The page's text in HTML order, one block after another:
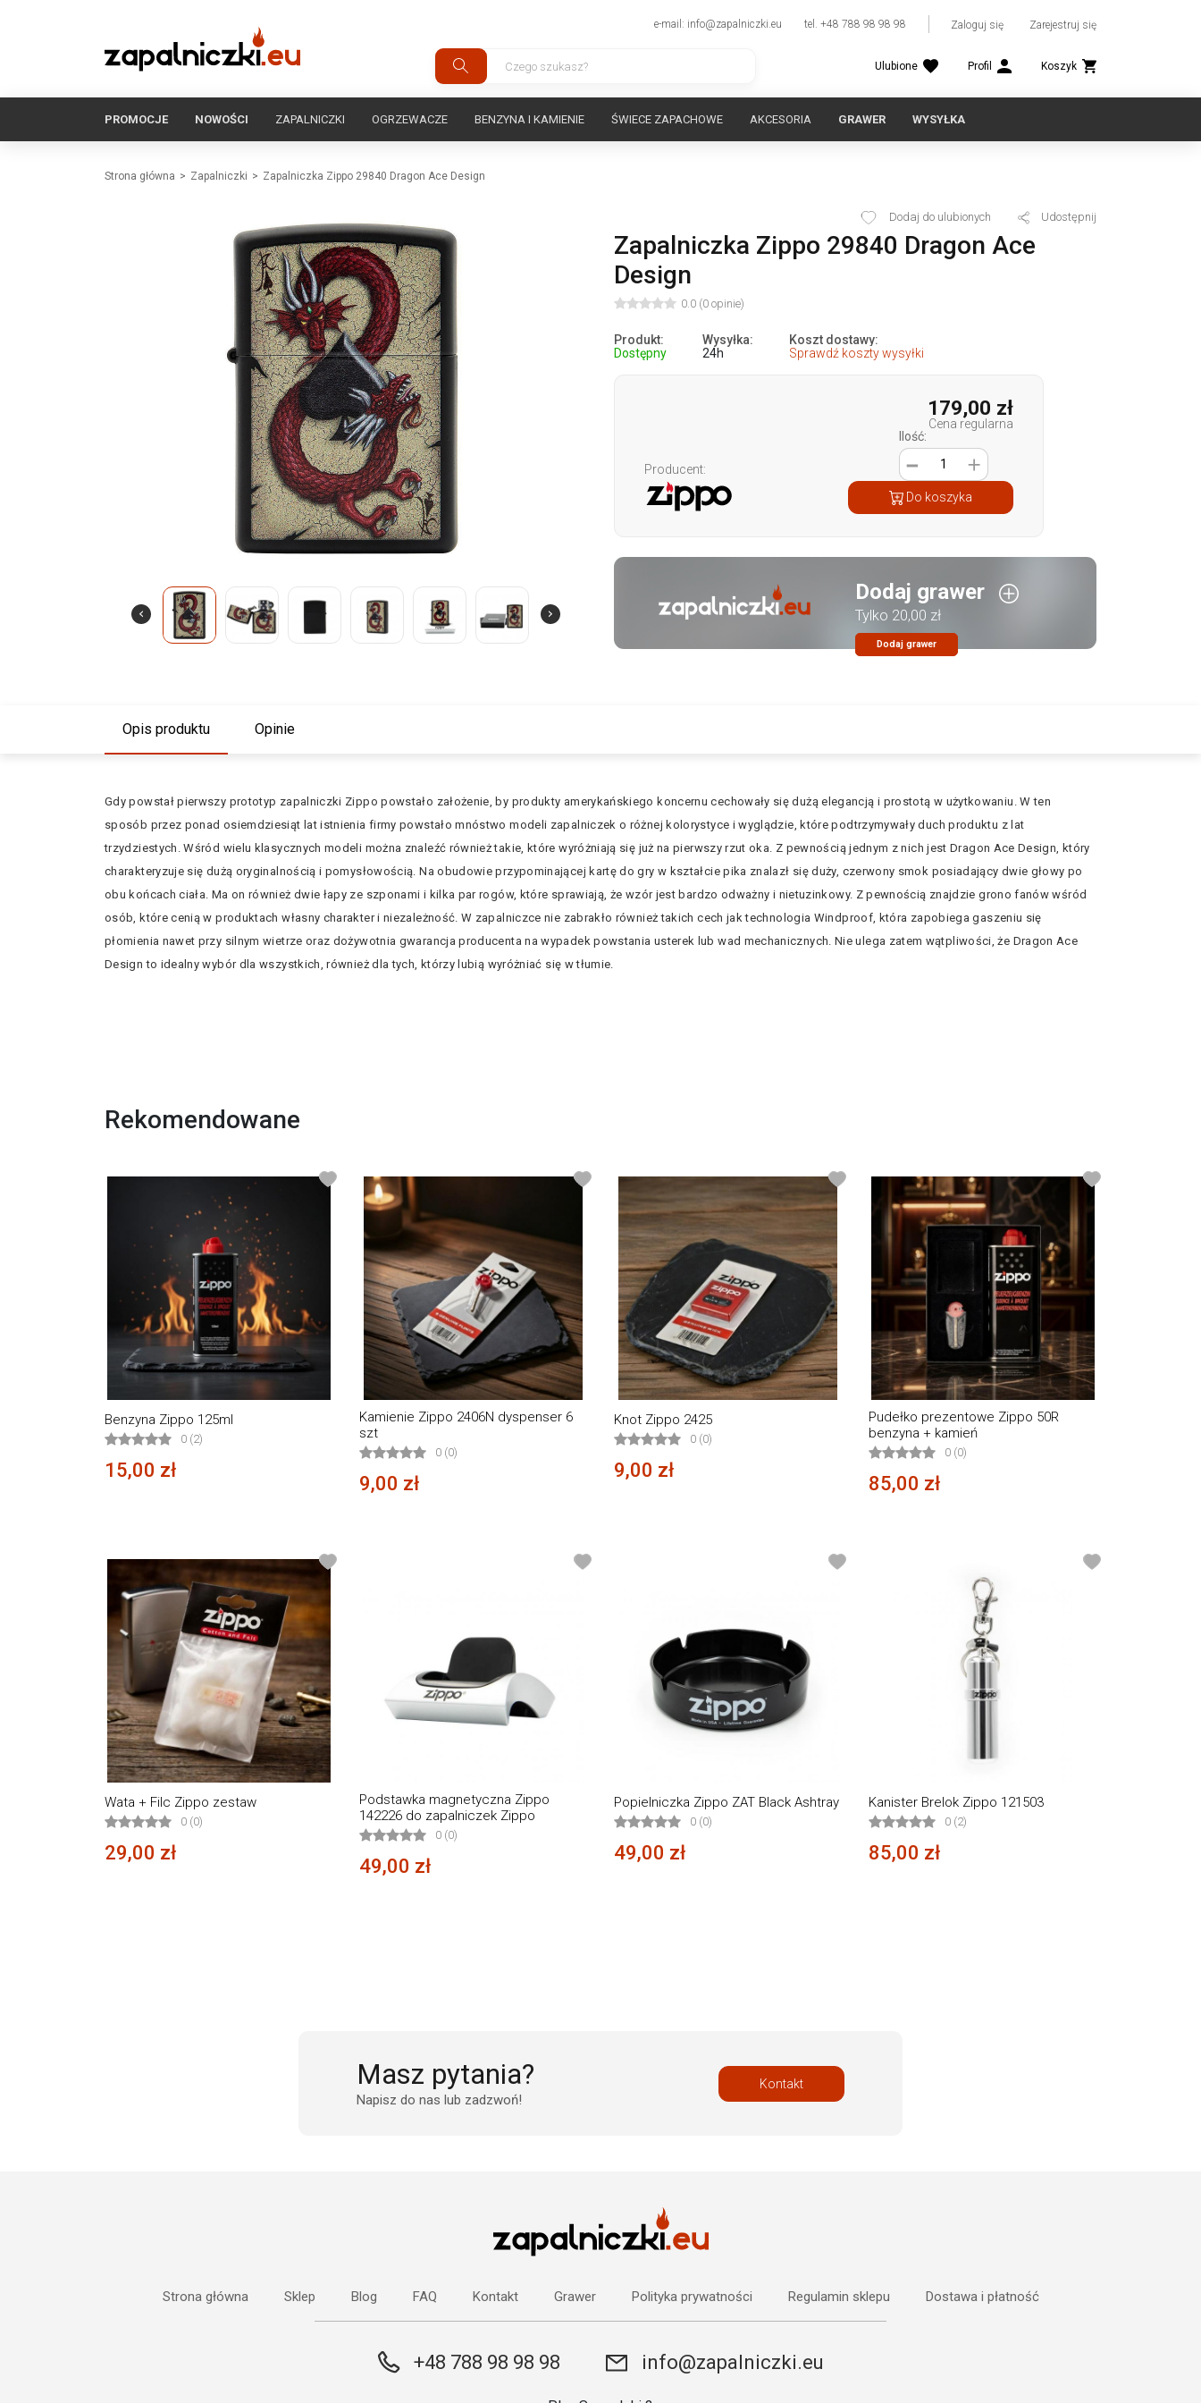
e-mail: info@zapalniczki.eu tel. +48 788 98 98 98 Zaloguj się Zarejestruj się
Ulubione Profil Koszyk
PROMOCJE NOWOŚCI ZAPALNICZKI OGRZEWACZE BENZYNA I KAMIENIE ŚWIECE ZAPACHOWE AKCESORIA GRAWER WYSYŁKA
Strona główna Zapalniczki Zapalniczka Zippo 29840 Dragon Ace Design
Dodaj do ulubionych Udostępnij
Zapalniczka Zippo 29840 Dragon Ace
Design
0.0 (0 opinie)
Produkt:
Dostępny
Wysyłka:
24h
Koszt dostawy:
Sprawdź koszty wysyłki
Producent:
179,00 zł
Cena regularna
Ilość:
1
Do koszyka
Dodaj grawer
Tylko 20,00 zł
Dodaj grawer
Opis produktu Opinie
Gdy powstał pierwszy prototyp zapalniczki Zippo powstało założenie, by produkty amerykańskiego koncernu cechowały się dużą elegancją i prostotą w użytkowaniu. W ten
sposób przez ponad osiemdziesiąt lat istnienia firmy powstało mnóstwo modeli zapalniczek o różnej kolorystyce i wyglądzie, które podtrzymywały duch produktu z lat
trzydziestych. Wśród wielu klasycznych modeli można znaleźć również takie, które wyróżniają się już na pierwszy rzut oka. Z pewnością jednym z nich jest Dragon Ace Design, który
charakteryzuje się dużą oryginalnością i pomysłowością. Na obudowie przypominającej kartę do gry w kształcie pika znalazł się duży, czerwony smok posiadający dwie głowy po
obu końcach ciała. Ma on również dwie łapy ze szponami i kilka par rogów, które sprawiają, że wzór jest bardzo odważny i nietuzinkowy. Z pewnością znajdzie grono fanów wśród
osób, które cenią w produktach własny charakter i niezależność. W zapalniczce nie zabrakło również takich cech jak technologia Windproof, która zapobiega gaszeniu się
płomienia nawet przy silnym wietrze oraz dożywotnia gwarancja producenta na wypadek powstania usterek lub wad mechanicznych. Nie ulega zatem wątpliwości, że Dragon Ace
Design to idealny wybór dla wszystkich, również dla tych, którzy lubią wyróżniać się w tłumie.
Rekomendowane
Benzyna Zippo 125ml
0 (2)
15,00 zł
Kamienie Zippo 2406N dyspenser 6
szt
0 (0)
9,00 zł
Knot Zippo 2425
0 (0)
9,00 zł
Pudełko prezentowe Zippo 50R
benzyna + kamień
0 (0)
85,00 zł
Wata + Filc Zippo zestaw
0 (0)
29,00 zł
Podstawka magnetyczna Zippo
142226 do zapalniczek Zippo
0 (0)
49,00 zł
Popielniczka Zippo ZAT Black Ashtray
0 (0)
49,00 zł
Kanister Brelok Zippo 121503
0 (2)
85,00 zł
Masz pytania?
Napisz do nas lub zadzwoń!
Kontakt
Strona główna Sklep Blog FAQ Kontakt Grawer Polityka prywatności Regulamin sklepu Dostawa i płatność
+48 788 98 98 98 info@zapalniczki.eu